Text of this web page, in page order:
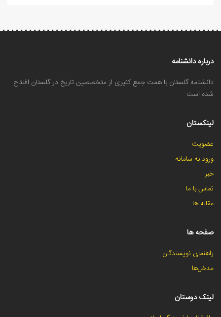
درباره دانشنامه
دانشنامه گلستان با همت جمع کثیری از متخصصین تاریخ در گلستان افتتاح
شده است
لینکستان
عضویت
ورود به سامانه
خبر
تماس با ما
مقاله ها
صفحه ها
راهنمای نویسندگان
مدخل‌ها
لینک دوستان